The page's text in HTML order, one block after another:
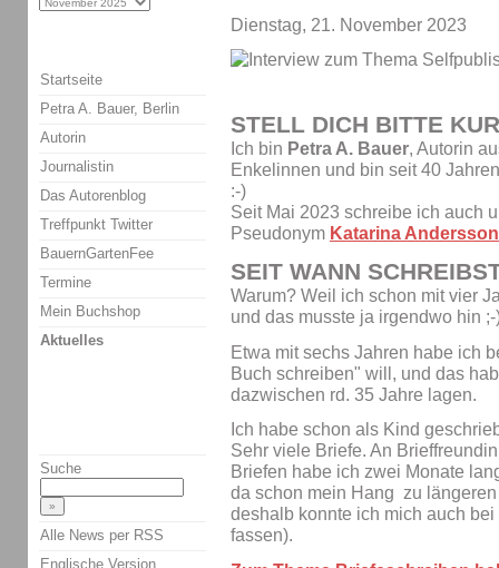
Dienstag, 21. November 2023
STELL DICH BITTE
Ich bin Petra A. Bauer, Autorin
Enkelinnen und bin seit 40
:-)
Seit Mai 2023 schreibe ich auch
Pseudonym Katarina
SEIT WANN
Warum? Weil ich schon mit vier
und das musste ja irgendwo hin ;-
Etwa mit sechs Jahren habe ich
Buch schreiben" will, und das
dazwischen rd. 35 Jahre lagen.
Ich habe schon als Kind
Sehr viele Briefe. An
Briefen habe ich zwei Monate
da schon mein Hang zu
deshalb konnte ich mich auch
fassen).
Startseite
Petra A. Bauer, Berlin
Autorin
Journalistin
Das Autorenblog
Treffpunkt Twitter
BauernGartenFee
Termine
Mein Buchshop
Aktuelles
Suche
Alle News per RSS
Englische Version